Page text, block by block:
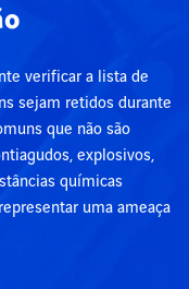
verificar a lista de
sejam retidos durante
que não são
explosivos,
químicas
uma ameaça